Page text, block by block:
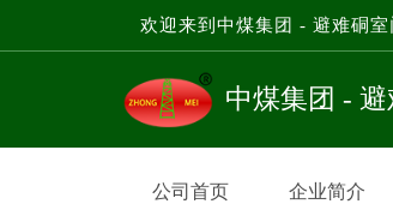
欢迎来到中煤集团 - 避难硐室
中煤集团 -
公司首页 企业简介